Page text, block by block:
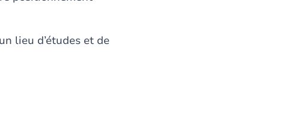
lieu d’études et de